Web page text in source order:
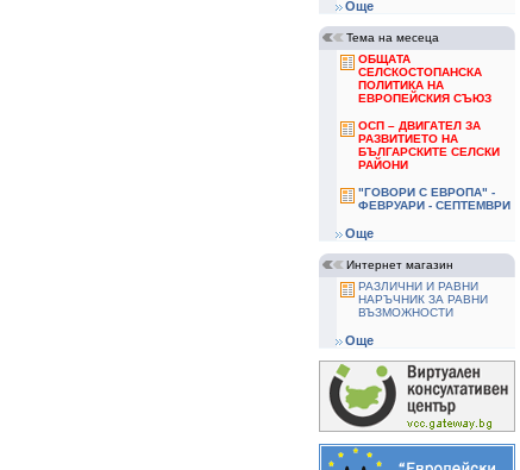
Още
Тема на месеца
ОБЩАТА
СЕЛСКОСТОПАНСКА
ПОЛИТИКА НА
ЕВРОПЕЙСКИЯ СЪЮЗ
ОСП – ДВИГАТЕЛ ЗА
РАЗВИТИЕТО НА
БЪЛГАРСКИТЕ СЕЛСКИ
РАЙОНИ
"ГОВОРИ С ЕВРОПА" -
ФЕВРУАРИ - СЕПТЕМВРИ
Още
Интернет магазин
РАЗЛИЧНИ И РАВНИ
НАРЪЧНИК ЗА РАВНИ
ВЪЗМОЖНОСТИ
Още